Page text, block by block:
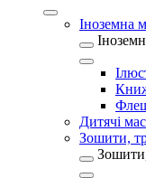
Іноземна
Дитячі
Зошити,